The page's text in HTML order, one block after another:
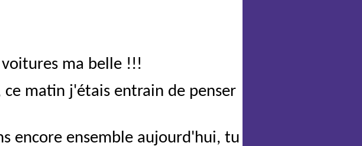
voitures ma belle !!!
ce matin j'étais entrain de penser
encore ensemble aujourd'hui, tu